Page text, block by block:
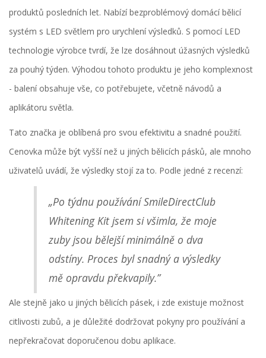
produktů posledních let. Nabízí bezproblémový domácí bělicí
systém s LED světlem pro urychlení výsledků. S pomocí LED
technologie výrobce tvrdí, že lze dosáhnout úžasných výsledků
za pouhý týden. Výhodou tohoto produktu je jeho komplexnost
- balení obsahuje vše, co potřebujete, včetně návodů a
aplikátoru světla.
Tato značka je oblíbená pro svou efektivitu a snadné použití.
Cenovka může být vyšší než u jiných bělicích pásků, ale mnoho
uživatelů uvádí, že výsledky stojí za to. Podle jedné z recenzí:
„Po týdnu používání SmileDirectClub
Whitening Kit jsem si všimla, že moje
zuby jsou bělejší minimálně o dva
odstíny. Proces byl snadný a výsledky
mě opravdu překvapily.”
Ale stejně jako u jiných bělicích pásek, i zde existuje možnost
citlivosti zubů, a je důležité dodržovat pokyny pro používání a
nepřekračovat doporučenou dobu aplikace.